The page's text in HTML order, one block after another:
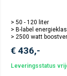
investering
> 50 - 120 liter
> B-label
> 2500 watt
€ 436,-
Leveringsstatus